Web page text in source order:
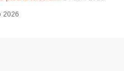
2026